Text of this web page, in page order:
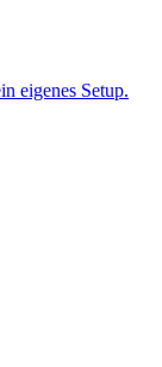
eigenes Setup.